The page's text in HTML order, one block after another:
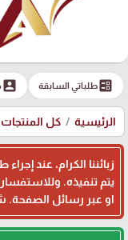
ballotطلباتي السابقة account_box
الرئيسية كل المنتجات
زبائننا الكرام، عند
يتم تنفيذه.
او عبر رسائل الصفحة.